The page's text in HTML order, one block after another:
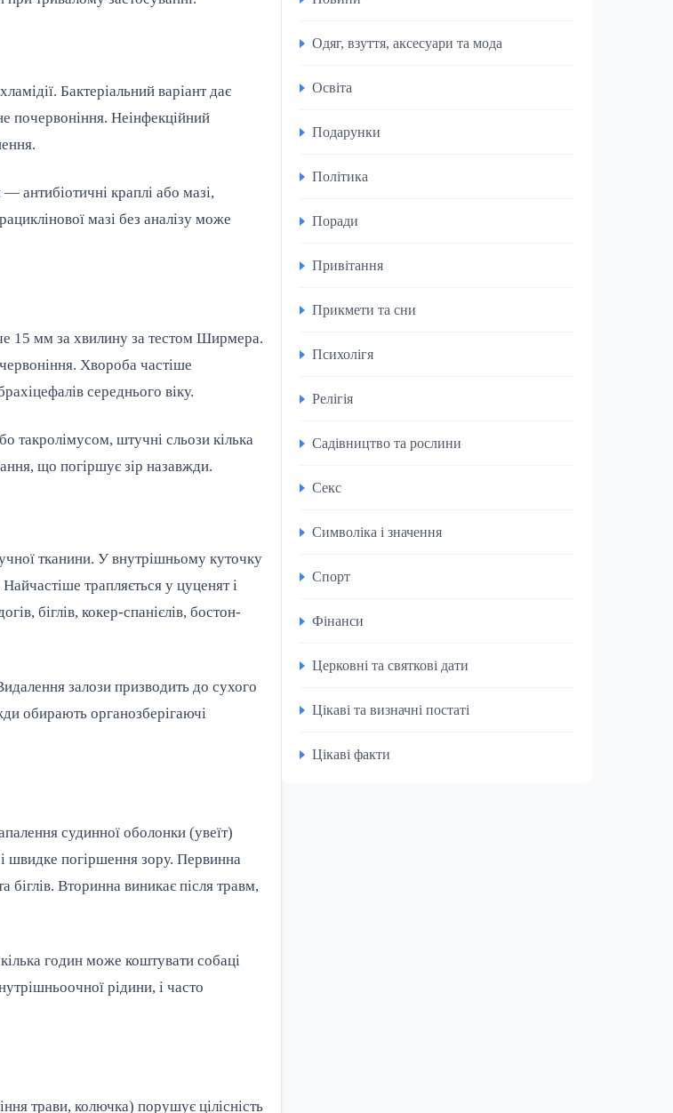
Бактеріальний варіант дає
почервоніння. Неінфекційний
антибіотичні краплі або мазі,
мазі без аналізу може
15 мм за хвилину за тестом Ширмера.
Хвороба частіше
середнього віку.
такролімусом, штучні сльози кілька
що погіршує зір назавжди.
тканини. У внутрішньому куточку
трапляється у цуценят і
біглів, кокер-спанієлів, бостон-
залози призводить до сухого
обирають органозберігаючі
судинної оболонки (увеїт)
швидке погіршення зору. Первинна
біглів. Вторинна виникає після травм,
годин може коштувати собаці
рідини, і часто
трави, колючка) порушує цілісність
Одяг, взуття, аксесуари та мода
Освіта
Подарунки
Політика
Поради
Привітання
Прикмети та сни
Психолігя
Релігія
Садівництво та рослини
Секс
Символіка і значення
Спорт
Фінанси
Церковні та святкові дати
Цікаві та визначні постаті
Цікаві факти